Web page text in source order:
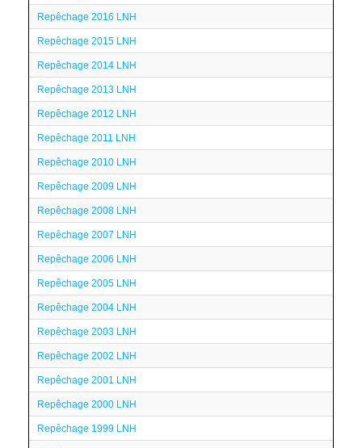
Repêchage 2016 LNH
Repêchage 2015 LNH
Repêchage 2014 LNH
Repêchage 2013 LNH
Repêchage 2012 LNH
Repêchage 2011 LNH
Repêchage 2010 LNH
Repêchage 2009 LNH
Repêchage 2008 LNH
Repêchage 2007 LNH
Repêchage 2006 LNH
Repêchage 2005 LNH
Repêchage 2004 LNH
Repêchage 2003 LNH
Repêchage 2002 LNH
Repêchage 2001 LNH
Repêchage 2000 LNH
Repêchage 1999 LNH